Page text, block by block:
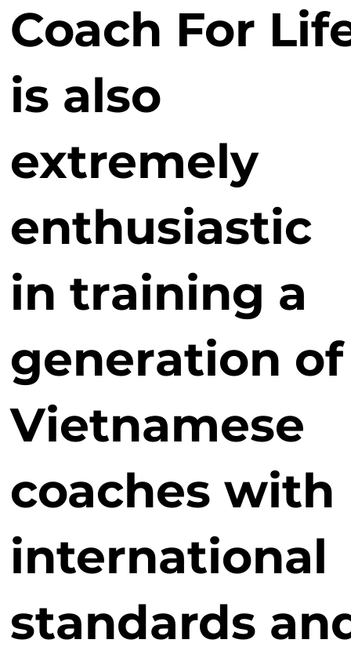
Coach For
is also
extremely
enthusiastic
in training a
generation of
Vietnamese
coaches with
international
standards